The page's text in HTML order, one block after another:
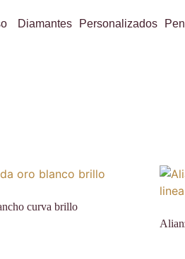
Diamantes Personalizados
curva brillo